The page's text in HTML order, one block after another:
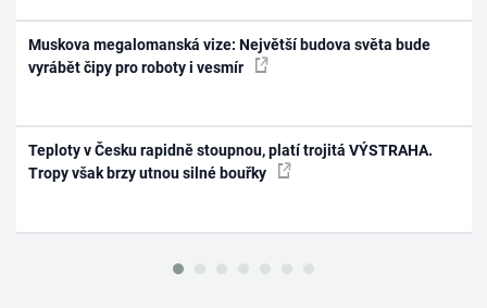
Muskova megalomanská vize: Největší budova světa bude
vyrábět čipy pro roboty i vesmír
Teploty v Česku rapidně stoupnou, platí trojitá VÝSTRAHA.
Tropy však brzy utnou silné bouřky